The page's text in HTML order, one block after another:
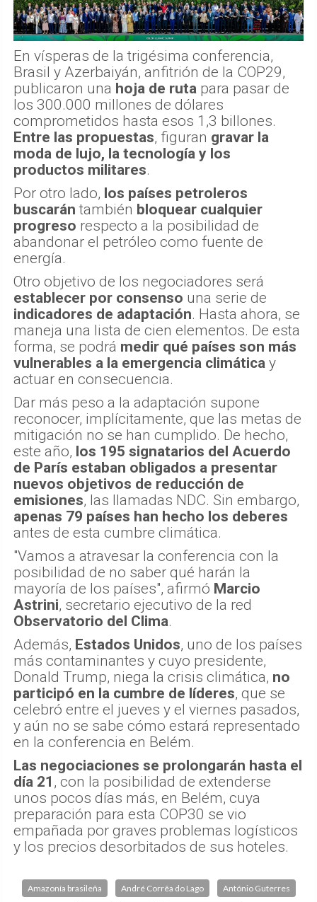
En vísperas de la trigésima conferencia,
Brasil y Azerbaiyán, anfitrión de la COP29,
publicaron una hoja de ruta para pasar de
los 300.000 millones de dólares
comprometidos hasta esos 1,3 billones.
Entre las propuestas, figuran gravar la
moda de lujo, la tecnología y los
productos militares.
Por otro lado, los países petroleros
buscarán también bloquear cualquier
progreso respecto a la posibilidad de
abandonar el petróleo como fuente de
energía.
Otro objetivo de los negociadores será
establecer por consenso una serie de
indicadores de adaptación. Hasta ahora, se
maneja una lista de cien elementos. De esta
forma, se podrá medir qué países son más
vulnerables a la emergencia climática y
actuar en consecuencia.
Dar más peso a la adaptación supone
reconocer, implícitamente, que las metas de
mitigación no se han cumplido. De hecho,
este año, los 195 signatarios del Acuerdo
de París estaban obligados a presentar
nuevos objetivos de reducción de
emisiones, las llamadas NDC. Sin embargo,
apenas 79 países han hecho los deberes
antes de esta cumbre climática.
"Vamos a atravesar la conferencia con la
posibilidad de no saber qué harán la
mayoría de los países", afirmó Marcio
Astrini, secretario ejecutivo de la red
Observatorio del Clima.
Además, Estados Unidos, uno de los países
más contaminantes y cuyo presidente,
Donald Trump, niega la crisis climática, no
participó en la cumbre de líderes, que se
celebró entre el jueves y el viernes pasados,
y aún no se sabe cómo estará representado
en la conferencia en Belém.
Las negociaciones se prolongarán hasta el
día 21 , con la posibilidad de extenderse
unos pocos días más, en Belém, cuya
preparación para esta COP30 se vio
empañada por graves problemas logísticos
y los precios desorbitados de sus hoteles.
Amazonía brasileña André Corrêa do Lago António Guterres